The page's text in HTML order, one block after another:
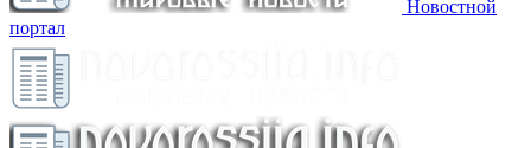
Новостной
портал